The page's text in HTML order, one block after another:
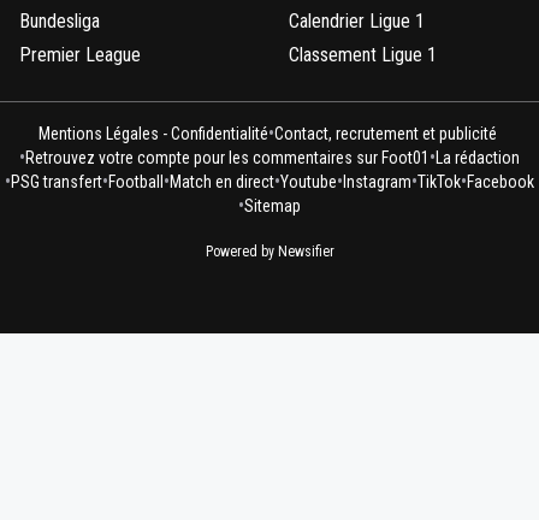
Bundesliga
Premier League
Calendrier Ligue 1
Classement Ligue 1
Mentions Légales - Confidentialité•Contact, recrutement et publicité
•Retrouvez votre compte pour les commentaires sur Foot01 • La rédaction
•PSG transfert•Football •Match en direct•Youtube• Instagram•TikTok•Facebook
•Sitemap
Powered by Newsifier